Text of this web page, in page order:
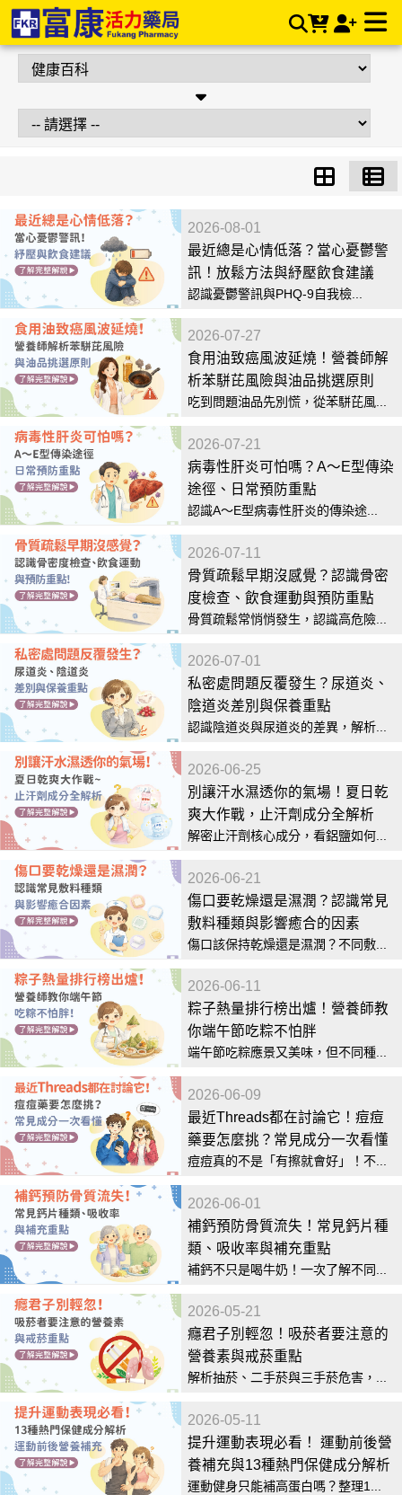
健康百科 | 富康活力藥局購物商城
2026-08-01
最近總是心情低落？當心憂鬱警
訊！放鬆方法與紓壓飲食建議
認識憂鬱警訊與PHQ-9自我檢...
2026-07-27
食用油致癌風波延燒！營養師解
析苯駢芘風險與油品挑選原則
吃到問題油品先別慌，從苯駢芘風...
2026-07-21
病毒性肝炎可怕嗎？A～E型傳染
途徑、日常預防重點
認識A～E型病毒性肝炎的傳染途...
2026-07-11
骨質疏鬆早期沒感覺？認識骨密
度檢查、飲食運動與預防重點
骨質疏鬆常悄悄發生，認識高危險...
2026-07-01
私密處問題反覆發生？尿道炎、
陰道炎差別與保養重點
認識陰道炎與尿道炎的差異，解析...
2026-06-25
別讓汗水濕透你的氣場！夏日乾
爽大作戰，止汗劑成分全解析
解密止汗劑核心成分，看鋁鹽如何...
2026-06-21
傷口要乾燥還是濕潤？認識常見
敷料種類與影響癒合的因素
傷口該保持乾燥還是濕潤？不同敷...
2026-06-11
粽子熱量排行榜出爐！營養師教
你端午節吃粽不怕胖
端午節吃粽應景又美味，但不同種...
2026-06-09
最近Threads都在討論它！痘痘
藥要怎麼挑？常見成分一次看懂
痘痘真的不是「有擦就會好」！不...
2026-06-01
補鈣預防骨質流失！常見鈣片種
類、吸收率與補充重點
補鈣不只是喝牛奶！一次了解不同...
2026-05-21
癮君子別輕忽！吸菸者要注意的
營養素與戒菸重點
解析抽菸、二手菸與三手菸危害，...
2026-05-11
提升運動表現必看！ 運動前後營
養補充與13種熱門保健成分解析
運動健身只能補高蛋白嗎？整理1...